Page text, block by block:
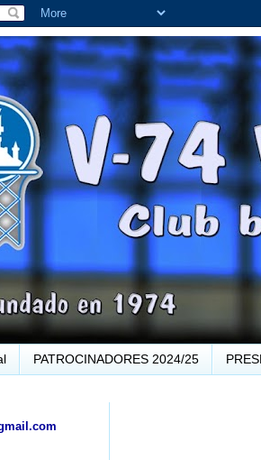
PATROCINADORES 2024/25